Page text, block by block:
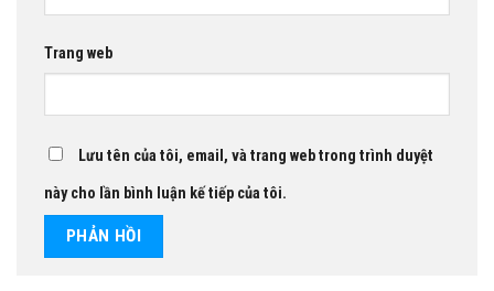
Trang web
Lưu tên của tôi, email, và trang web trong trình duyệt
này cho lần bình luận kế tiếp của tôi.